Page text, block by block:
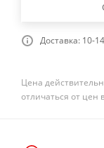
Доставка: 10-
Цена
отличаться от цен